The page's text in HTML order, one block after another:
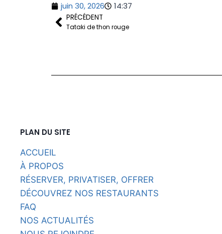
juin 30, 2026 14:37
PRÉCÉDENT
Tataki de thon rouge
PLAN DU SITE
ACCUEIL
À PROPOS
RÉSERVER, PRIVATISER, OFFRER
DÉCOUVREZ NOS RESTAURANTS
FAQ
NOS ACTUALITÉS